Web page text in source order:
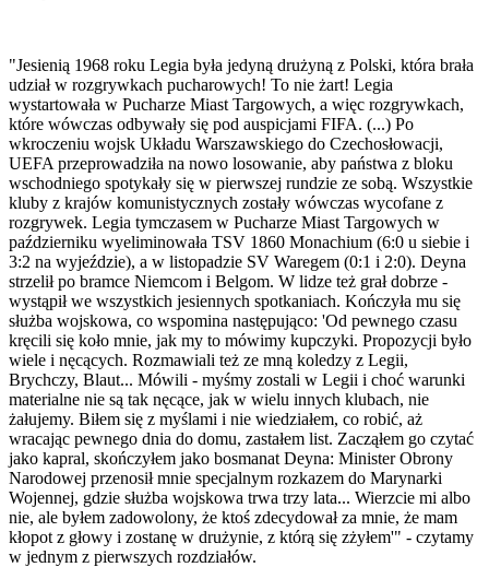
"Jesienią 1968 roku Legia była jedyną drużyną z Polski, która brała
udział w rozgrywkach pucharowych! To nie żart! Legia
wystartowała w Pucharze Miast Targowych, a więc rozgrywkach,
które wówczas odbywały się pod auspicjami FIFA. (...) Po
wkroczeniu wojsk Układu Warszawskiego do Czechosłowacji,
UEFA przeprowadziła na nowo losowanie, aby państwa z bloku
wschodniego spotykały się w pierwszej rundzie ze sobą. Wszystkie
kluby z krajów komunistycznych zostały wówczas wycofane z
rozgrywek. Legia tymczasem w Pucharze Miast Targowych w
październiku wyeliminowała TSV 1860 Monachium (6:0 u siebie i
3:2 na wyjeździe), a w listopadzie SV Waregem (0:1 i 2:0). Deyna
strzelił po bramce Niemcom i Belgom. W lidze też grał dobrze -
wystąpił we wszystkich jesiennych spotkaniach. Kończyła mu się
służba wojskowa, co wspomina następująco: 'Od pewnego czasu
kręcili się koło mnie, jak my to mówimy kupczyki. Propozycji było
wiele i nęcących. Rozmawiali też ze mną koledzy z Legii,
Brychczy, Blaut... Mówili - myśmy zostali w Legii i choć warunki
materialne nie są tak nęcące, jak w wielu innych klubach, nie
żałujemy. Biłem się z myślami i nie wiedziałem, co robić, aż
wracając pewnego dnia do domu, zastałem list. Zacząłem go czytać
jako kapral, skończyłem jako bosmanat Deyna: Minister Obrony
Narodowej przenosił mnie specjalnym rozkazem do Marynarki
Wojennej, gdzie służba wojskowa trwa trzy lata... Wierzcie mi albo
nie, ale byłem zadowolony, że ktoś zdecydował za mnie, że mam
kłopot z głowy i zostanę w drużynie, z którą się zżyłem'" - czytamy
w jednym z pierwszych rozdziałów.